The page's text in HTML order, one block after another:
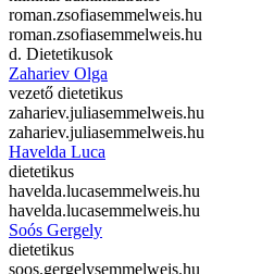
roman.zsofiasemmelweis.hu
roman.zsofiasemmelweis.hu
d. Dietetikusok
Zahariev Olga
vezető dietetikus
zahariev.juliasemmelweis.hu
zahariev.juliasemmelweis.hu
Havelda Luca
dietetikus
havelda.lucasemmelweis.hu
havelda.lucasemmelweis.hu
Soós Gergely
dietetikus
soos.gergelysemmelweis.hu